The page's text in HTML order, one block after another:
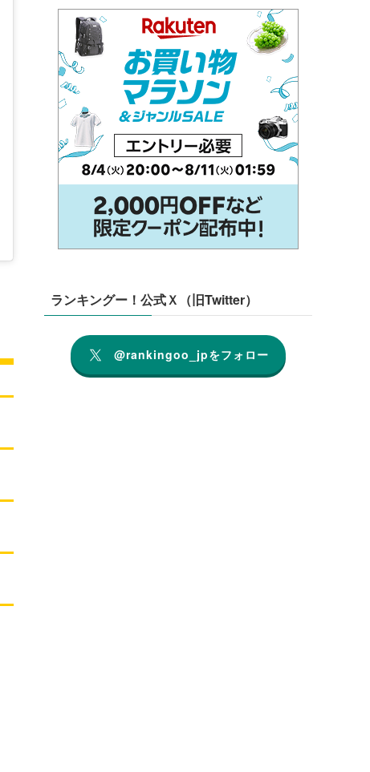
ランキングー！公式Ｘ（旧Twitter）
@rankingoo_jpをフォロー